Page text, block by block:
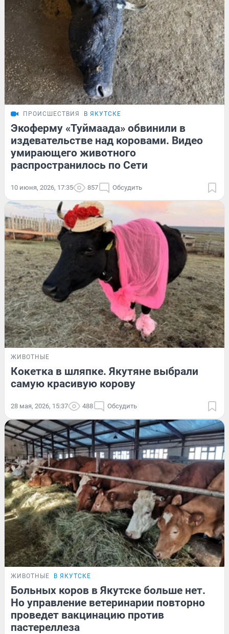
ПРОИСШЕСТВИЯ В ЯКУТСКЕ
Экоферму «Туймаада» обвинили в
издевательстве над коровами. Видео
умирающего животного
распространилось по Сети
10 июня, 2026, 17:35 857 Обсудить
ЖИВОТНЫЕ
Кокетка в шляпке. Якутяне выбрали
самую красивую корову
28 мая, 2026, 15:37 488 Обсудить
ЖИВОТНЫЕ В ЯКУТСКЕ
Больных коров в Якутске больше нет.
Но управление ветеринарии повторно
проведет вакцинацию против
пастереллеза